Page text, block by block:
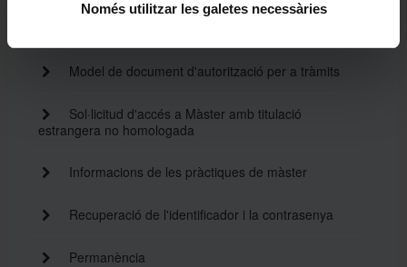
Només utilitzar les galetes necessàries
Model de document d'autorització per a tràmits
Sol·licitud d'accés a Màster amb titulació
estrangera no homologada
Informacions de les pràctiques de màster
Recuperació de l'identificador i la contrasenya
Permanència